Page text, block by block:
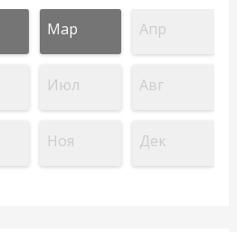
Мар Апр
Июл Авг
Ноя Дек